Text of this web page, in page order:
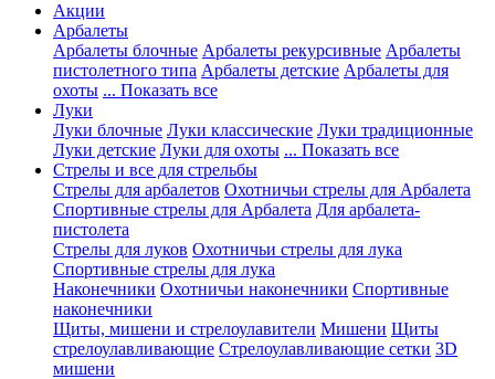
Акции
Арбалеты
Арбалеты блочные Арбалеты рекурсивные Арбалеты
пистолетного типа Арбалеты детские Арбалеты для
охоты ... Показать все
Луки
Луки блочные Луки классические Луки традиционные
Луки детские Луки для охоты ... Показать все
Стрелы и все для стрельбы
Стрелы для арбалетов Охотничьи стрелы для Арбалета
Спортивные стрелы для Арбалета Для арбалета-
пистолета
Стрелы для луков Охотничьи стрелы для лука
Спортивные стрелы для лука
Наконечники Охотничьи наконечники Спортивные
наконечники
Щиты, мишени и стрелоулавители Мишени Щиты
стрелоулавливающие Стрелоулавливающие сетки 3D
мишени